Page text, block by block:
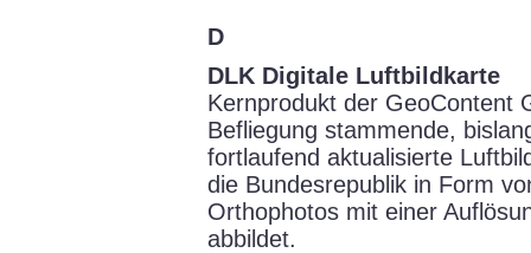
D
DLK Digitale Luftbildkarte
Kernprodukt der GeoContent
Befliegung stammende,
fortlaufend aktualisierte
die Bundesrepublik in Form
Orthophotos mit einer
abbildet.